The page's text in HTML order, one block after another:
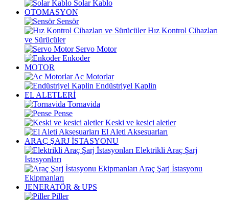
Solar Kablo
OTOMASYON
Sensör
Hız Kontrol Cihazları
ve Sürücüler
Servo Motor
Enkoder
MOTOR
Ac Motorlar
Endüstriyel Kaplin
EL ALETLERİ
Tornavida
Pense
Keski ve kesici aletler
El Aleti Aksesuarları
ARAÇ ŞARJ İSTASYONU
Elektrikli Araç Şarj
İstasyonları
Araç Şarj İstasyonu
Ekipmanları
JENERATÖR & UPS
Piller